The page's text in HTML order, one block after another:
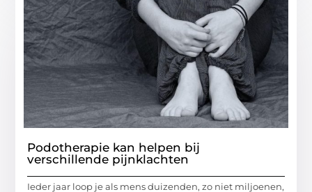
Podotherapie kan helpen bij
verschillende pijnklachten
Ieder jaar loop je als mens duizenden, zo niet miljoenen,